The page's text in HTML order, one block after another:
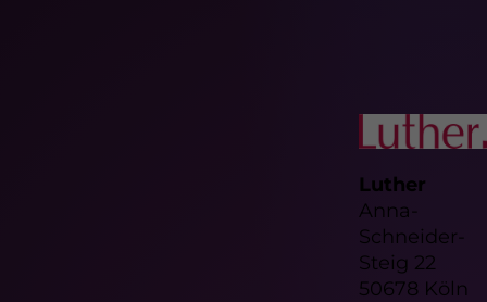
Luther
Anna-
Schneider-
Steig 22
50678 Köln